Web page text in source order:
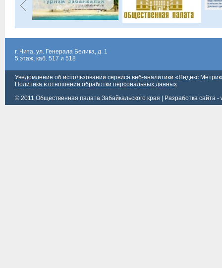
г. Чита, ул. Генерала Белика, д. 1
5 этаж, каб. 517 и 518
Уведомление об использовании сервиса веб-аналитики «Яндекс
Политика в отношении обработки персональных данных
© 2011 Общественная палата Забайкальского края |
Разработка сайта -